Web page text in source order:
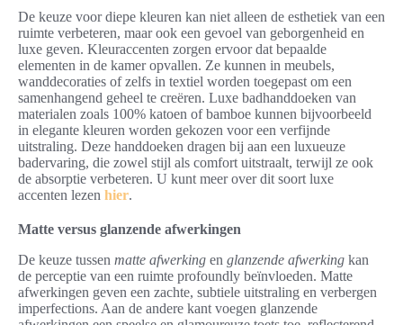
De keuze voor diepe kleuren kan niet alleen de esthetiek van een
ruimte verbeteren, maar ook een gevoel van geborgenheid en
luxe geven. Kleuraccenten zorgen ervoor dat bepaalde
elementen in de kamer opvallen. Ze kunnen in meubels,
wanddecoraties of zelfs in textiel worden toegepast om een
samenhangend geheel te creëren. Luxe badhanddoeken van
materialen zoals 100% katoen of bamboe kunnen bijvoorbeeld
in elegante kleuren worden gekozen voor een verfijnde
uitstraling. Deze handdoeken dragen bij aan een luxueuze
badervaring, die zowel stijl als comfort uitstraalt, terwijl ze ook
de absorptie verbeteren. U kunt meer over dit soort luxe
accenten lezen hier.
Matte versus glanzende afwerkingen
De keuze tussen matte afwerking en glanzende afwerking kan
de perceptie van een ruimte profoundly beïnvloeden. Matte
afwerkingen geven een zachte, subtiele uitstraling en verbergen
imperfections. Aan de andere kant voegen glanzende